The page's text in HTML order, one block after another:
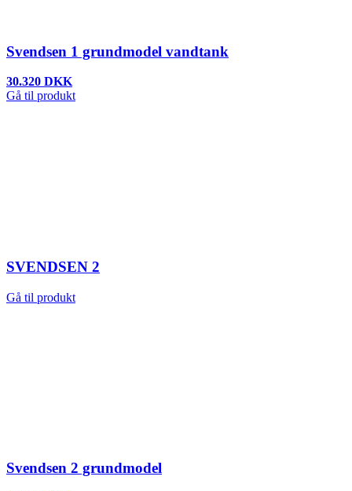
Svendsen 1 grundmodel vandtank
30.320 DKK
Gå til produkt
SVENDSEN 2
Gå til produkt
Svendsen 2 grundmodel